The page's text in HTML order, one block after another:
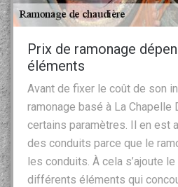
Prix de ramonage
éléments
Avant de fixer le coût de son
ramonage basé à La Chapelle
certains paramètres. Il en est
des conduits parce que le
les conduits. À cela s’ajoute
différents éléments qui